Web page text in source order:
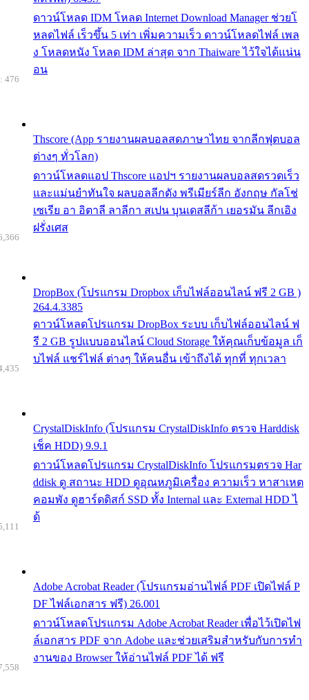
ดาวน์โหลด IDM โหลด Internet Download Manager ช่วยโ
หลดไฟล์ เร็วขึ้น 5 เท่า เพิ่มความเร็ว ดาวน์โหลดไฟล์ เพล
ง โหลดหนัง โหลด IDM ล่าสุด จาก Thaiware ไว้ใจได้แน่น
อน
Thscore (App รายงานผลบอลสดภาษาไทย จากลีกฟุตบอล
ต่างๆ ทั่วโลก)
ดาวน์โหลดแอป Thscore แอปฯ รายงานผลบอลสดรวดเร็ว
และแม่นยำทันใจ ผลบอลลีกดัง พรีเมียร์ลีก อังกฤษ กัลโช่
เซเรีย อา อิตาลี ลาลีกา สเปน บุนเดสลีก้า เยอรมัน ลีกเอิง
ฝรั่งเศส
476
DropBox (โปรแกรม Dropbox เก็บไฟล์ออนไลน์ ฟรี 2 GB )
264.4.3385
ดาวน์โหลดโปรแกรม DropBox ระบบ เก็บไฟล์ออนไลน์ ฟ
รี 2 GB รูปแบบออนไลน์ Cloud Storage ให้คุณเก็บข้อมูล เก็
บไฟล์ แชร์ไฟล์ ต่างๆ ให้คนอื่น เข้าถึงได้ ทุกที่ ทุกเวลา
CrystalDiskInfo (โปรแกรม CrystalDiskInfo ตรวจ Harddisk
เช็ค HDD) 9.9.1
ดาวน์โหลดโปรแกรม CrystalDiskInfo โปรแกรมตรวจ Har
ddisk ดู สถานะ HDD ดูอุณหภูมิเครื่อง ความเร็ว หาสาเหต
คอมพัง ดูฮาร์ดดิสก์ SSD ทั้ง Internal และ External HDD ไ
ด้
Adobe Acrobat Reader (โปรแกรมอ่านไฟล์ PDF เปิดไฟล์ P
DF ไฟล์เอกสาร ฟรี) 26.001
ดาวน์โหลดโปรแกรม Adobe Acrobat Reader เพื่อไว้เปิดไฟ
ล์เอกสาร PDF จาก Adobe และช่วยเสริมสำหรับกับการทำ
งานของ Browser ให้อ่านไฟล์ PDF ได้ ฟรี